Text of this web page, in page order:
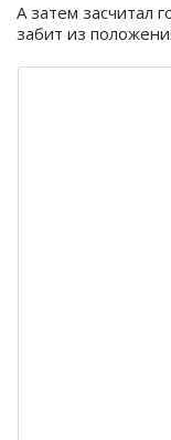
А затем засчитал
забит из